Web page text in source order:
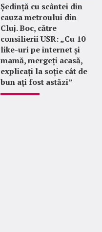
Ședință cu scântei din
cauza metroului din
Cluj. Boc, către
consilierii USR: „Cu 10
like-uri pe internet și
mamă, mergeți acasă,
explicați la soție cât de
bun ați fost astăzi”